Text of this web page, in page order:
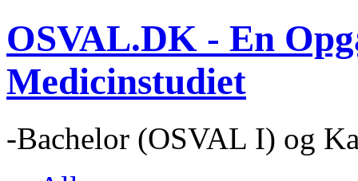
OSVAL.DK - En
Medicinstudiet
-Bachelor (OSVAL I) og